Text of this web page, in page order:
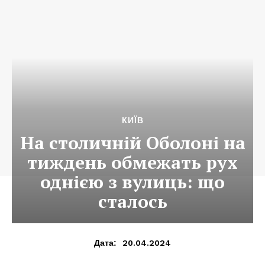
КИЇВ
На столичній Оболоні на
тиждень обмежать рух
однією з вулиць: що
сталось
Дата: 20.04.2024